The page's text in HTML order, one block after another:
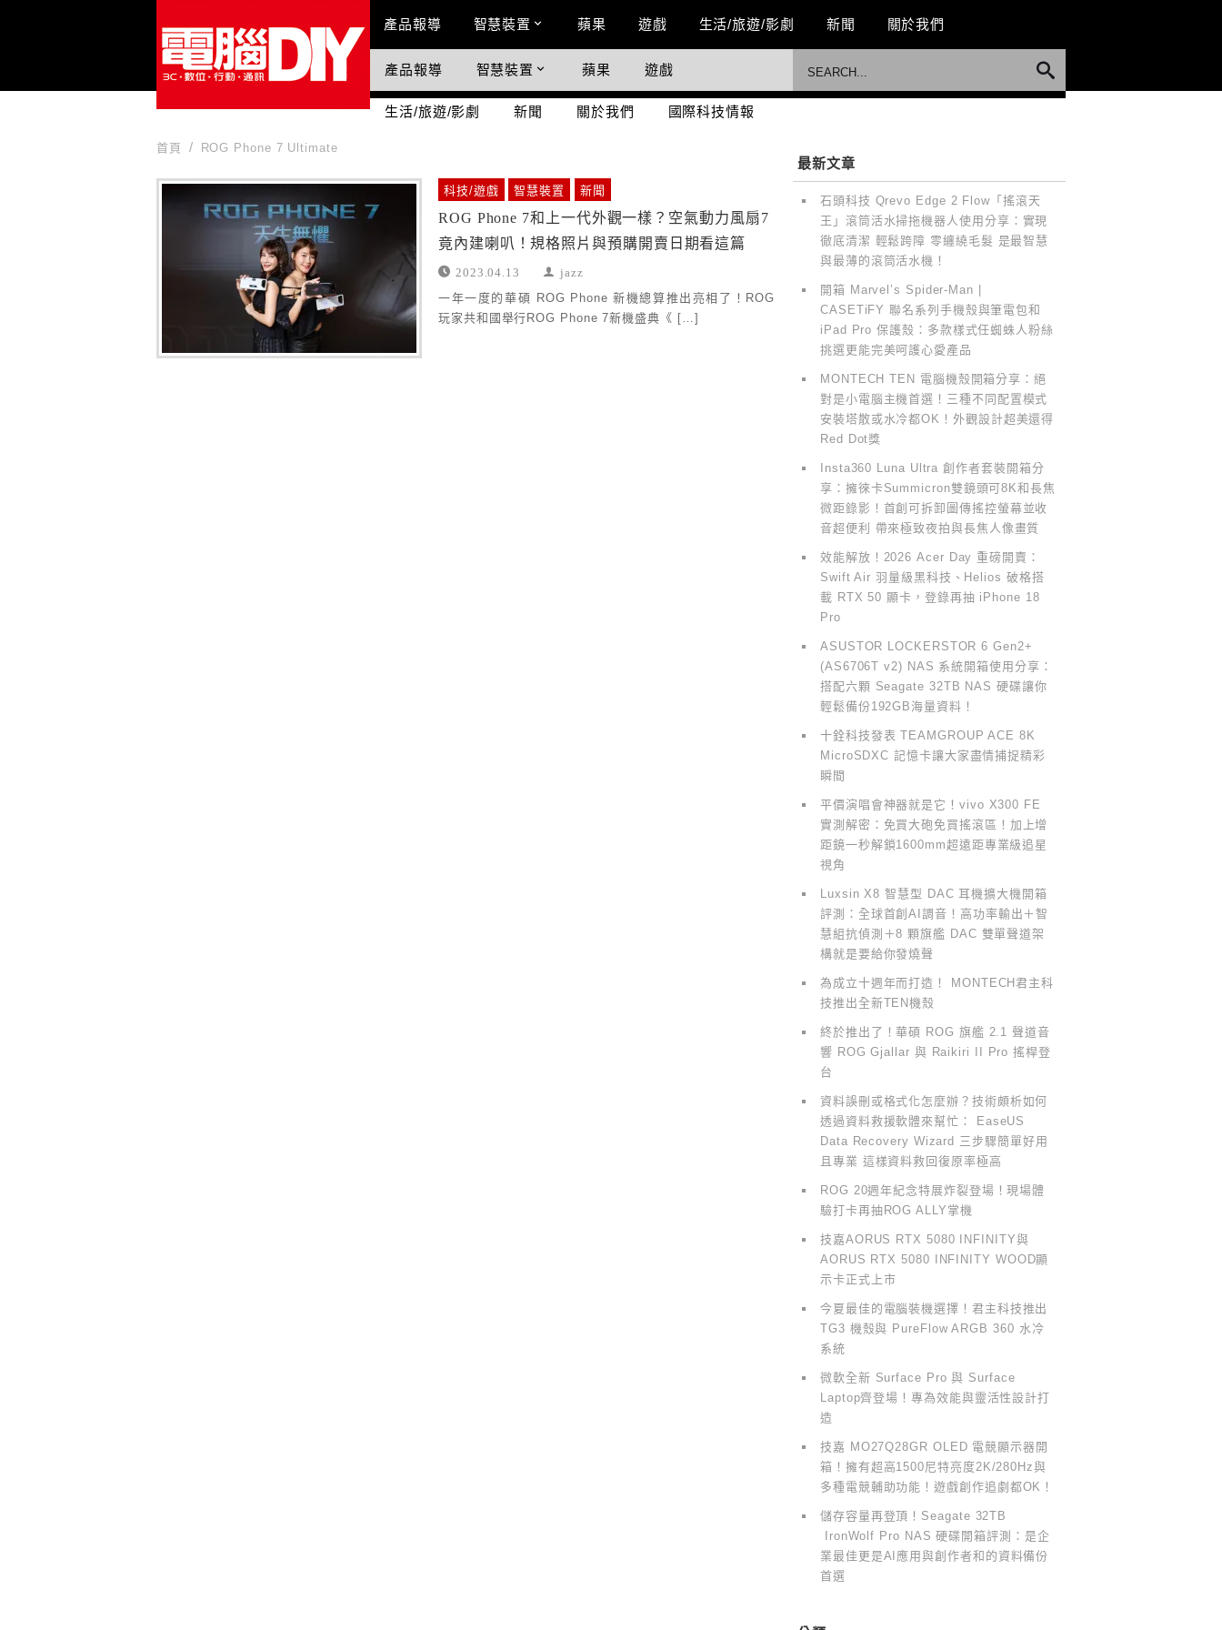
Main Menu
產品報導 智慧裝置 蘋果 遊戲 生活/旅遊/影劇 新聞 關於我們
國際科技情報
產品報導 智慧裝置 蘋果 遊戲
生活/旅遊/影劇 新聞 關於我們 國際科技情報
首頁 ROG Phone 7 Ultimate
科技/遊戲 智慧裝置 新聞
ROG Phone 7和上一代外觀一樣？空氣動力風扇7
竟內建喇叭！規格照片與預購開賣日期看這篇
2023.04.13 jazz
一年一度的華碩 ROG Phone 新機總算推出亮相了！ROG
玩家共和國舉行ROG Phone 7新機盛典《 […]
最新文章
石頭科技 Qrevo Edge 2 Flow「搖滾天
王」滾筒活水掃拖機器人使用分享：實現
徹底清潔 輕鬆跨障 零纏繞毛髮 是最智慧
與最薄的滾筒活水機！
開箱 Marvel’s Spider-Man |
CASETiFY 聯名系列手機殼與筆電包和
iPad Pro 保護殼：多款樣式任蜘蛛人粉絲
挑選更能完美呵護心愛產品
MONTECH TEN 電腦機殼開箱分享：絕
對是小電腦主機首選！三種不同配置模式
安裝塔散或水冷都OK！外觀設計超美還得
Red Dot獎
Insta360 Luna Ultra 創作者套裝開箱分
享：擁徠卡Summicron雙鏡頭可8K和長焦
微距錄影！首創可拆卸圖傳搖控螢幕並收
音超便利 帶來極致夜拍與長焦人像畫質
效能解放！2026 Acer Day 重磅開賣：
Swift Air 羽量級黑科技、Helios 破格搭
載 RTX 50 顯卡，登錄再抽 iPhone 18
Pro
ASUSTOR LOCKERSTOR 6 Gen2+
(AS6706T v2) NAS 系統開箱使用分享：
搭配六顆 Seagate 32TB NAS 硬碟讓你
輕鬆備份192GB海量資料！
十銓科技發表 TEAMGROUP ACE 8K
MicroSDXC 記憶卡讓大家盡情捕捉精彩
瞬間
平價演唱會神器就是它！vivo X300 FE
實測解密：免買大砲免買搖滾區！加上增
距鏡一秒解鎖1600mm超遠距專業級追星
視角
Luxsin X8 智慧型 DAC 耳機擴大機開箱
評測：全球首創AI調音！高功率輸出＋智
慧組抗偵測＋8 顆旗艦 DAC 雙單聲道架
構就是要給你發燒聲
為成立十週年而打造！ MONTECH君主科
技推出全新TEN機殼
終於推出了！華碩 ROG 旗艦 2.1 聲道音
響 ROG Gjallar 與 Raikiri II Pro 搖桿登
台
資料誤刪或格式化怎麼辦？技術頗析如何
透過資料救援軟體來幫忙： EaseUS
Data Recovery Wizard 三步驟簡單好用
且專業 這樣資料救回復原率極高
ROG 20週年紀念特展炸裂登場！現場體
驗打卡再抽ROG ALLY掌機
技嘉AORUS RTX 5080 INFINITY與
AORUS RTX 5080 INFINITY WOOD顯
示卡正式上市
今夏最佳的電腦裝機選擇！君主科技推出
TG3 機殼與 PureFlow ARGB 360 水冷
系統
微軟全新 Surface Pro 與 Surface
Laptop齊登場！專為效能與靈活性設計打
造
技嘉 MO27Q28GR OLED 電競顯示器開
箱！擁有超高1500尼特亮度2K/280Hz與
多種電競輔助功能！遊戲創作追劇都OK！
儲存容量再登頂！Seagate 32TB
IronWolf Pro NAS 硬碟開箱評測：是企
業最佳更是AI應用與創作者和的資料備份
首選